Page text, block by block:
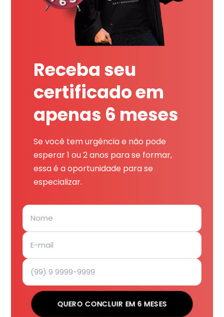
Receba seu
certificado em
apenas 6 meses
Se você tem urgência e não pode
esperar 1 ou 2 anos para se formar,
essa é a oportunidade para se
especializar.
QUERO CONCLUIR EM 6 MESES